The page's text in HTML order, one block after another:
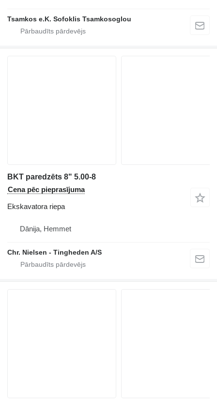
Tsamkos e.K. Sofoklis Tsamkosoglou
BKT paredzēts 8" 5.00-8
Cena pēc pieprasījuma
Ekskavatora riepa
Dānija, Hemmet
Chr. Nielsen - Tingheden A/S